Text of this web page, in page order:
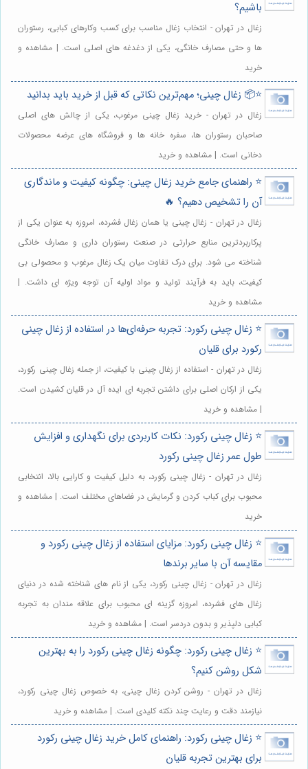
باشیم؟
زغال در تهران - انتخاب زغال مناسب برای کسب وکارهای کبابی، رستوران
ها و حتی مصارف خانگی، یکی از دغدغه های اصلی است. | مشاهده و
خرید
⭐️📦 زغال چینی؛ مهم‌ترین نکاتی که قبل از خرید باید بدانید
زغال در تهران - خرید زغال چینی مرغوب، یکی از چالش های اصلی
صاحبان رستوران ها، سفره خانه ها و فروشگاه های عرضه محصولات
دخانی است. | مشاهده و خرید
⭐️ راهنمای جامع خرید زغال چینی: چگونه کیفیت و ماندگاری
آن را تشخیص دهیم؟ 🔥
زغال در تهران - زغال چینی یا همان زغال فشرده، امروزه به عنوان یکی از
پرکاربردترین منابع حرارتی در صنعت رستوران داری و مصارف خانگی
شناخته می شود. برای درک تفاوت میان یک زغال مرغوب و محصولی بی
کیفیت، باید به فرآیند تولید و مواد اولیه آن توجه ویژه ای داشت. |
مشاهده و خرید
⭐️ زغال چینی رکورد: تجربه حرفه‌ای‌ها در استفاده از زغال چینی
رکورد برای قلیان
زغال در تهران - استفاده از زغال چینی با کیفیت، از جمله زغال چینی رکورد،
یکی از ارکان اصلی برای داشتن تجربه ای ایده آل در قلیان کشیدن است.
| مشاهده و خرید
⭐️ زغال چینی رکورد: نکات کاربردی برای نگهداری و افزایش
طول عمر زغال چینی رکورد
زغال در تهران - زغال چینی رکورد، به دلیل کیفیت و کارایی بالا، انتخابی
محبوب برای کباب کردن و گرمایش در فضاهای مختلف است. | مشاهده و
خرید
⭐️ زغال چینی رکورد: مزایای استفاده از زغال چینی رکورد و
مقایسه آن با سایر برندها
زغال در تهران - زغال چینی رکورد، یکی از نام های شناخته شده در دنیای
زغال های فشرده، امروزه گزینه ای محبوب برای علاقه مندان به تجربه
کبابی دلپذیر و بدون دردسر است. | مشاهده و خرید
⭐️ زغال چینی رکورد: چگونه زغال چینی رکورد را به بهترین
شکل روشن کنیم؟
زغال در تهران - روشن کردن زغال چینی، به خصوص زغال چینی رکورد،
نیازمند دقت و رعایت چند نکته کلیدی است. | مشاهده و خرید
⭐️ زغال چینی رکورد: راهنمای کامل خرید زغال چینی رکورد
برای بهترین تجربه قلیان